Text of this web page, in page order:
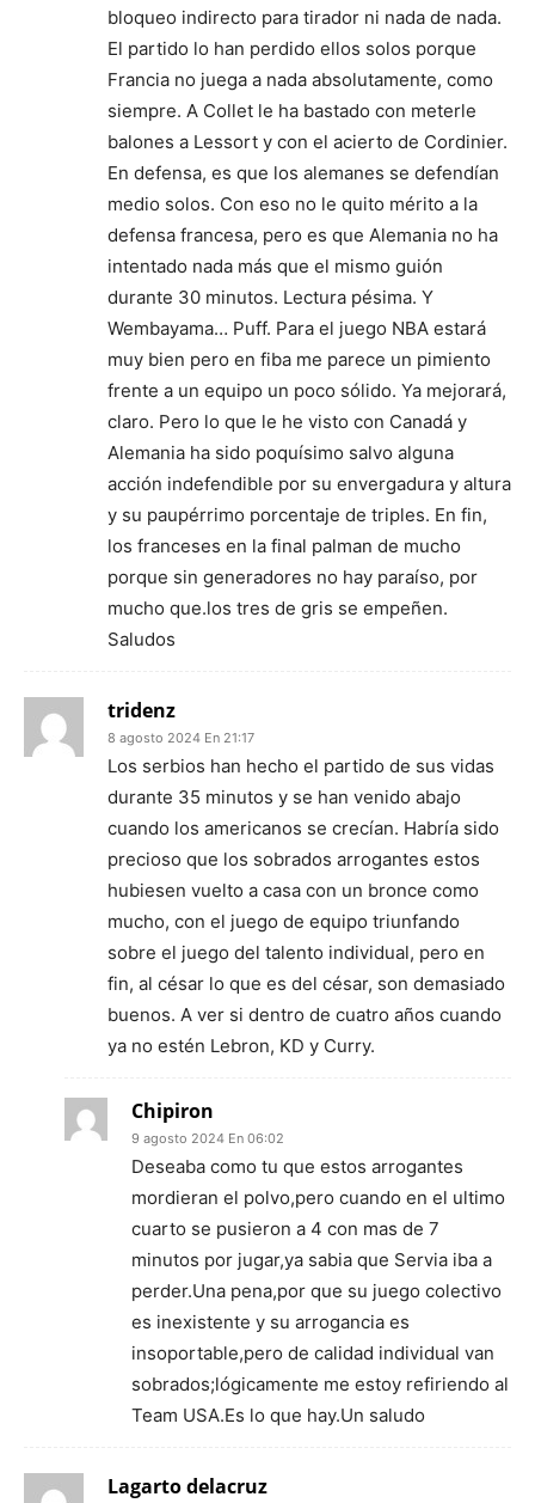
bloqueo indirecto para tirador ni nada de nada.
El partido lo han perdido ellos solos porque
Francia no juega a nada absolutamente, como
siempre. A Collet le ha bastado con meterle
balones a Lessort y con el acierto de Cordinier.
En defensa, es que los alemanes se defendían
medio solos. Con eso no le quito mérito a la
defensa francesa, pero es que Alemania no ha
intentado nada más que el mismo guión
durante 30 minutos. Lectura pésima. Y
Wembayama… Puff. Para el juego NBA estará
muy bien pero en fiba me parece un pimiento
frente a un equipo un poco sólido. Ya mejorará,
claro. Pero lo que le he visto con Canadá y
Alemania ha sido poquísimo salvo alguna
acción indefendible por su envergadura y altura
y su paupérrimo porcentaje de triples. En fin,
los franceses en la final palman de mucho
porque sin generadores no hay paraíso, por
mucho que.los tres de gris se empeñen.
Saludos
tridenz
8 agosto 2024 En 21:17
Los serbios han hecho el partido de sus vidas
durante 35 minutos y se han venido abajo
cuando los americanos se crecían. Habría sido
precioso que los sobrados arrogantes estos
hubiesen vuelto a casa con un bronce como
mucho, con el juego de equipo triunfando
sobre el juego del talento individual, pero en
fin, al césar lo que es del césar, son demasiado
buenos. A ver si dentro de cuatro años cuando
ya no estén Lebron, KD y Curry.
Chipiron
9 agosto 2024 En 06:02
Deseaba como tu que estos arrogantes
mordieran el polvo,pero cuando en el ultimo
cuarto se pusieron a 4 con mas de 7
minutos por jugar,ya sabia que Servia iba a
perder.Una pena,por que su juego colectivo
es inexistente y su arrogancia es
insoportable,pero de calidad individual van
sobrados;lógicamente me estoy refiriendo al
Team USA.Es lo que hay.Un saludo
Lagarto delacruz